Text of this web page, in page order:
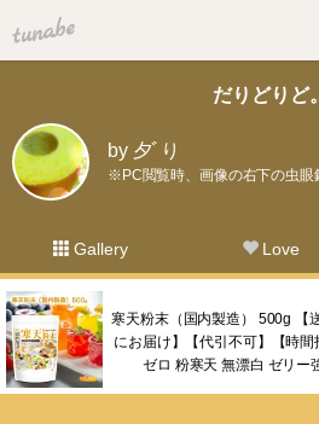
tuna.be
だりどりど。
by 夕ﾞり
※PC閲覧時、画像の右下の虫眼
Gallery Love
寒天粉末（国内製造） 500g 【
にお届け】【代引不可】【時
ゼロ 粉寒天 無漂白 ゼリー